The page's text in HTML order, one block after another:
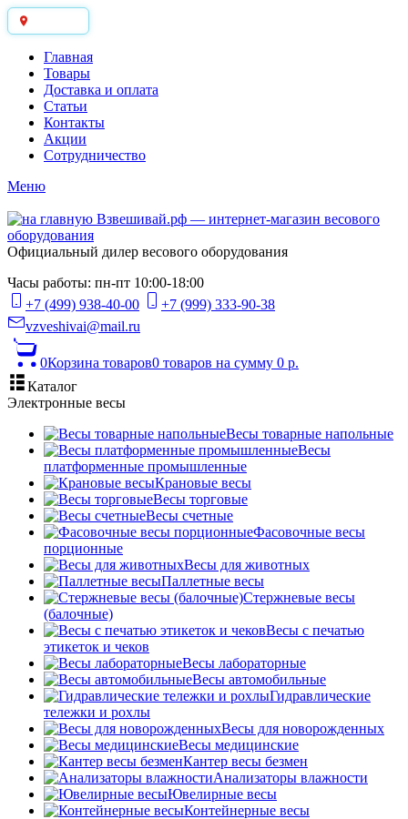
Главная
Товары
Доставка и оплата
Статьи
Контакты
Акции
Сотрудничество
Меню
Официальный дилер весового оборудования
Часы работы: пн-пт 10:00-18:00
+7 (499) 938-40-00
+7 (999) 333-90-38
vzveshivai@mail.ru
0Корзина товаров0 товаров на сумму 0 р.
Каталог
Электронные весы
Весы товарные напольные
Весы
платформенные промышленные
Крановые весы
Весы торговые
Весы счетные
Фасовочные весы
порционные
Весы для животных
Паллетные весы
Стержневые весы
(балочные)
Весы c печатью
этикеток и чеков
Весы лабораторные
Весы автомобильные
Гидравлические
тележки и рохлы
Весы для новорожденных
Весы медицинские
Кантер весы безмен
Анализаторы влажности
Ювелирные весы
Контейнерные весы